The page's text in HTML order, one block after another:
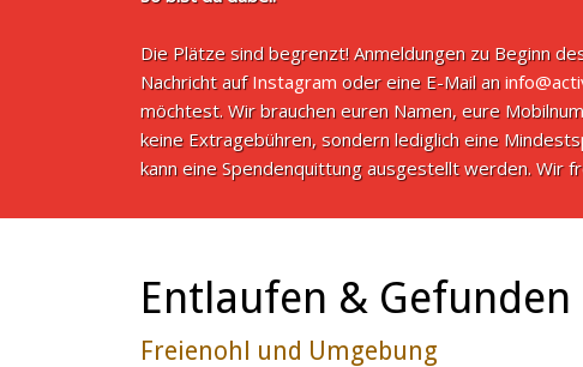
Die Plätze sind begrenzt! Anmeldungen zu Beginn
Nachricht aufInstagram oder eine E-Mail an
möchtest. Wir brauchen euren Namen, eure
keine Extragebühren, sondern lediglich eine
kann eine Spendenquittung ausgestellt werden. Wir
Entlaufen & Gefunden
Freienohl und Umgebung